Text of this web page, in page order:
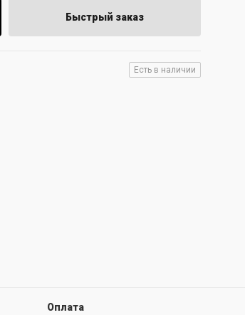
Быстрый заказ
Есть в наличии
Оплата